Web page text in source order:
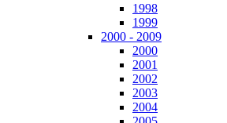
1998
1999
2000 - 2009
2000
2001
2002
2003
2004